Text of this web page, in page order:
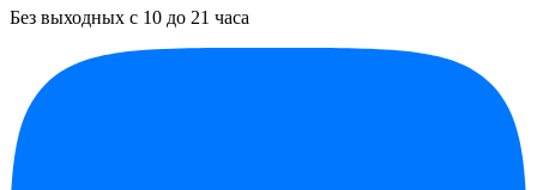
Без выходных с 10 до 21 часа